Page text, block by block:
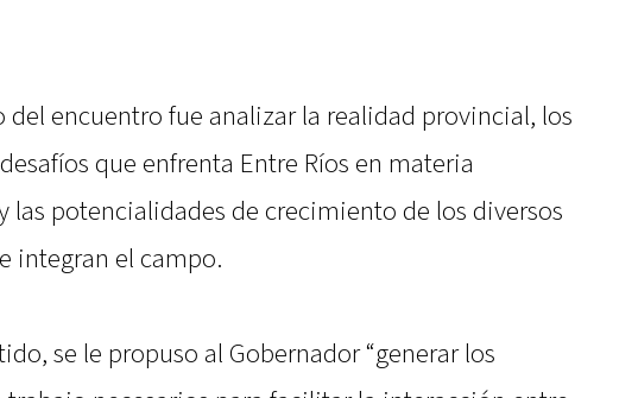
del encuentro fue analizar la realidad provincial, los
que enfrenta Entre Ríos en materia
las potencialidades de crecimiento de los diversos
integran el campo.
se le propuso al Gobernador “generar los